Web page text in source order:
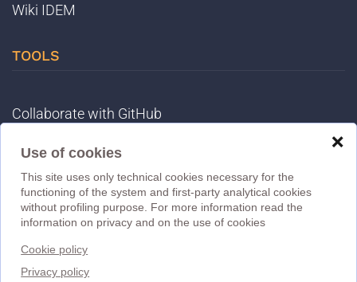
Use of cookies
This site uses only technical cookies necessary for the
functioning of the system and first-party analytical cookies
without profiling purpose. For more information read the
information on privacy and on the use of cookies
Cookie policy
Privacy policy
❌
Wiki IDEM
TOOLS
Collaborate with GitHub
Registry
IDEM Tools
MET
MD Validator